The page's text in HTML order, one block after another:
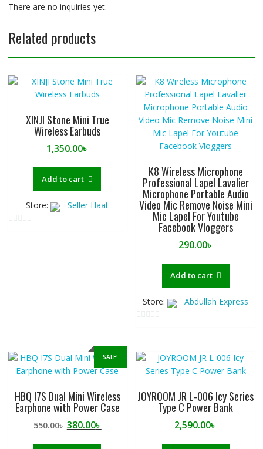
There are no inquiries yet.
Related products
XINJI Stone Mini True
Wireless Earbuds
1,350.00৳
Add to cart
Store: Seller Haat
K8 Wireless Microphone
Professional Lapel Lavalier
Microphone Portable Audio
Video Mic Remove Noise Mini
Mic Lapel For Youtube
Facebook Vloggers
290.00৳
Add to cart
Store: Abdullah Express
u
f
5
SALE!
HBQ I7S Dual Mini Wireless
Earphone with Power Case
550.00৳ Original
380.00৳
JOYROOM JR L-006 Icy Series
Type C Power Bank
2,590.00৳